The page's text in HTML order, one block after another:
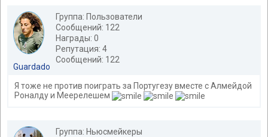
Guardado
Группа: Пользователи
Сообщений: 122
Награды: 0
Репутация: 4
Сообщений: 122
Я тоже не против поиграть за Португезу вместе с Алмейдой
Роналду и Меерелешем
Группа: Ньюсмейкеры